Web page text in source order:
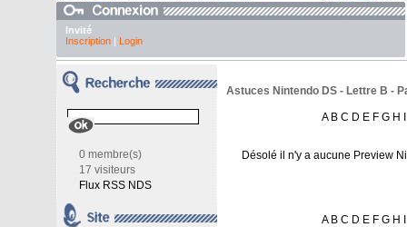
Invité
Inscription| Login
0 membre(s)
17 visiteurs
Flux RSS NDS
Astuces Nintendo DS - Lettre B -
A B C D E F G H
Désolé il n'y a aucune Preview
A B C D E F G H